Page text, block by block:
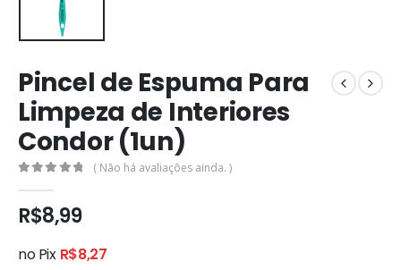
Pincel de Espuma Para
Limpeza de Interiores
Condor (1un)
( Não há avaliações ainda. )
R$8,99
no Pix R$8,27